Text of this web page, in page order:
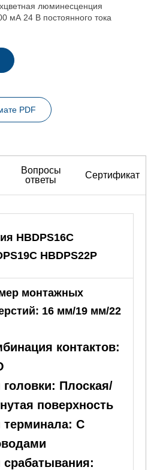
люминесценция
мА 24 В постоянного тока
PDF
Вопросы
ответы
Сертификат
HBDPS16C
HBDPS22P
монтажных
16 мм/19 мм/22
контактов:
головки: Плоская/
поверхность
терминала: С
срабатывания: